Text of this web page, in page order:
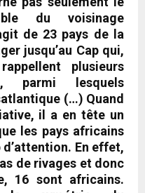
du voisinage
de 23 pays de la
jusqu’au Cap qui,
plusieurs
parmi lesquels
(…) Quand
il a en tête un
les pays africains
En effet,
de rivages et donc
16 sont africains.